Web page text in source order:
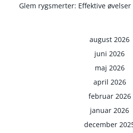
Glem rygsmerter: Effektive
august 2026
juni 2026
maj 2026
april 2026
februar 2026
januar 2026
december